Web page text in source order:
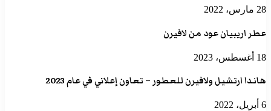
28 مارس، 2022
عطر اريبيان عود من لافيرن
18 أغسطس، 2023
هاندا ارتشيل ولافيرن للعطور – تعاون إعلاني في عام 2023
6 أبريل، 2022